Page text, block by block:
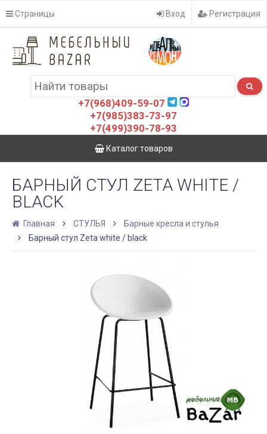
Страницы Вход Регистрация
+7(968)409-59-07
+7(985)383-73-97
+7(499)390-78-93
Каталог товаров
БАРНЫЙ СТУЛ ZETA WHITE /
BLACK
Главная СТУЛЬЯ
Барные кресла и стулья
Барный стул Zeta white / black